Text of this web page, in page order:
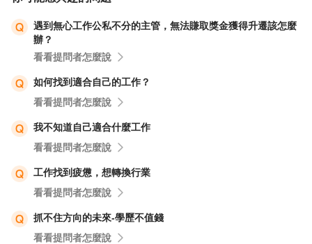
遇到無心工作公私不分的主管，無法賺取獎金獲得升遷該怎麼
辦？
看看提問者怎麼說
如何找到適合自己的工作？
看看提問者怎麼說
我不知道自己適合什麼工作
看看提問者怎麼說
工作找到疲憊，想轉換行業
看看提問者怎麼說
抓不住方向的未來-學歷不值錢
看看提問者怎麼說